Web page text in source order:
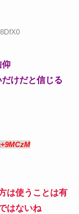
仰
けだと信じる
は使うことは有
はないね